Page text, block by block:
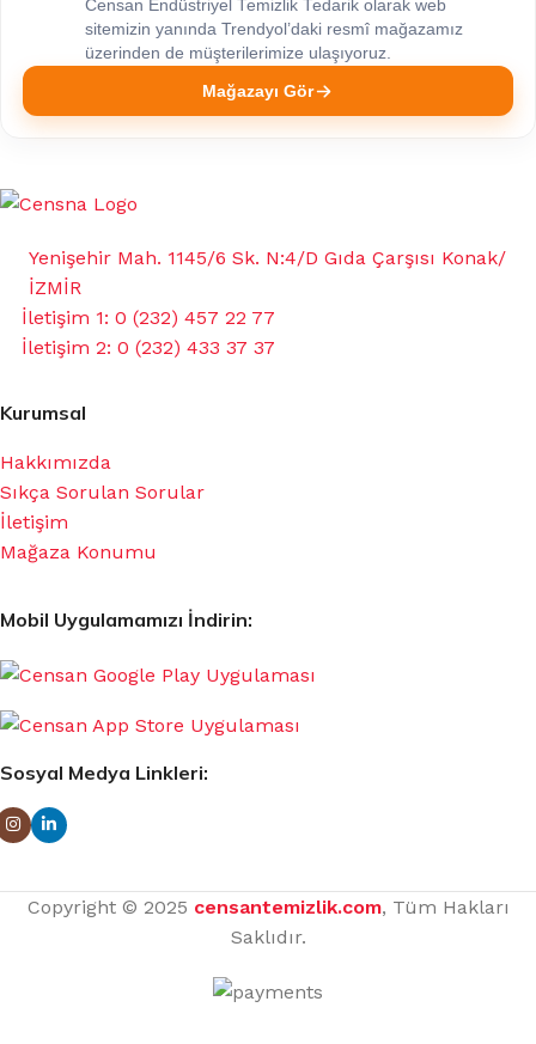
Censan Endüstriyel Temizlik Tedarik olarak web
sitemizin yanında Trendyol’daki resmî mağazamız
üzerinden de müşterilerimize ulaşıyoruz.
Mağazayı Gör
Yenişehir Mah. 1145/6 Sk. N:4/D Gıda Çarşısı Konak/
İZMİR
İletişim 1: 0 (232) 457 22 77
İletişim 2: 0 (232) 433 37 37
Kurumsal
Hakkımızda
Sıkça Sorulan Sorular
İletişim
Mağaza Konumu
Mobil Uygulamamızı İndirin:
Sosyal Medya Linkleri:
Copyright © 2025 censantemizlik.com, Tüm Hakları
Saklıdır.